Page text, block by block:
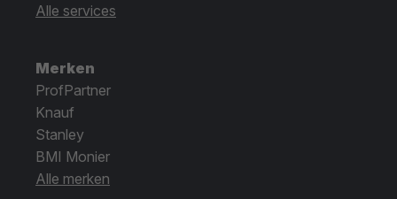
Alle services
Merken
ProfPartner
Knauf
Stanley
BMI Monier
Alle merken